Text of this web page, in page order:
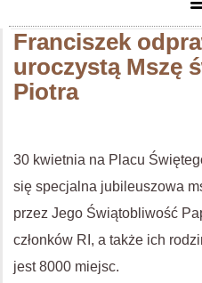
Franciszek
uroczystą Mszę
Piotra
30 kwietnia na Placu
się specjalna jubileuszowa
przez Jego Świątobliwość
członków RI, a także ich
jest 8000 miejsc.